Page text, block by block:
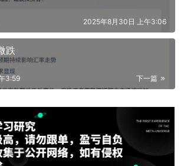
2025年8月30日 上午3:06
跌
下一篇
3:59